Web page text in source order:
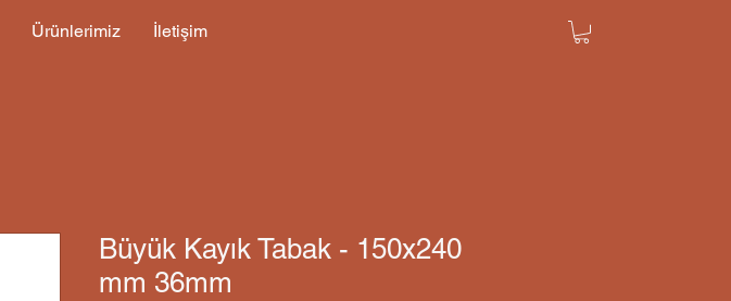
Ürünlerimiz İletişim
Büyük Kayık Tabak - 150x240
mm 36mm